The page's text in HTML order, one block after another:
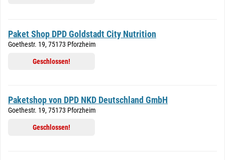
Paket Shop DPD Goldstadt City Nutrition
Goethestr. 19, 75173 Pforzheim
Geschlossen!
Paketshop von DPD NKD Deutschland GmbH
Goethestr. 19, 75173 Pforzheim
Geschlossen!